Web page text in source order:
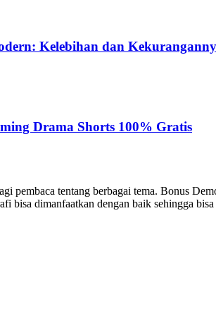
Kelebihan dan
Drama Shorts 100% Gratis
pembaca tentang berbagai tema. Bonus
dimanfaatkan dengan baik sehingga